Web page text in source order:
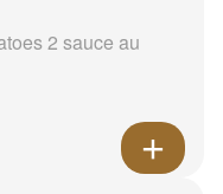
2 sauce au